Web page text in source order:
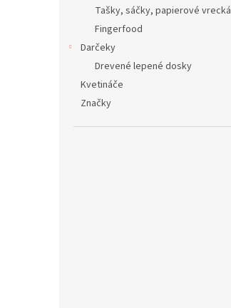
Tašky, sáčky, papierové vrecká
Fingerfood
Darčeky
Drevené lepené dosky
Kvetináče
Značky